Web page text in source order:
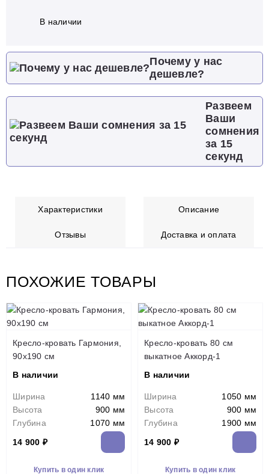
В наличии
Почему у нас
дешевле?
Развеем
Ваши
сомнения
за 15
секунд
Характеристики Описание
Отзывы Доставка и оплата
ПОХОЖИЕ ТОВАРЫ
Кресло-кровать Гармония,
90х190 см
В наличии
Ширина
1140 мм
Высота
900 мм
Глубина
1070 мм
14 900 ₽
Купить в один клик
Кресло-кровать 80 см
выкатное Аккорд-1
В наличии
Ширина
1050 мм
Высота
900 мм
Глубина
1900 мм
14 900 ₽
Купить в один клик